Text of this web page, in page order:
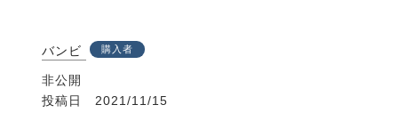
バンビ 購入者
非公開
投稿日
2021/11/15